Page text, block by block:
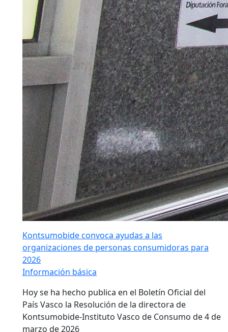
Kontsumobide convoca ayudas a las
organizaciones de personas consumidoras para
2026
Información básica
Hoy se ha hecho publica en el Boletín Oficial del
País Vasco la Resolución de la directora de
Kontsumobide-Instituto Vasco de Consumo de 4 de
marzo de 2026